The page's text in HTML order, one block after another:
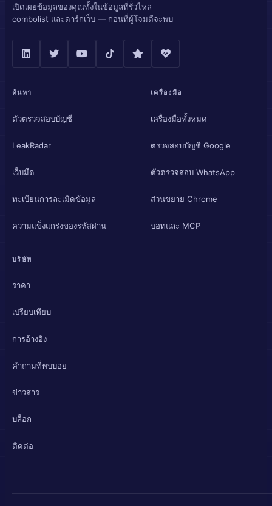
เปิดเผยข้อมูลของคุณทั้งในข้อมูลที่รั่วไหล
combolist และดาร์กเว็บ — ก่อนที่ผู้โจมตีจะพบ
ค้นหา
ตัวตรวจสอบบัญชี
LeakRadar
เว็บมืด
ทะเบียนการละเมิดข้อมูล
ความแข็งแกร่งของรหัสผ่าน
เครื่องมือ
เครื่องมือทั้งหมด
ตรวจสอบบัญชี Google
ตัวตรวจสอบ WhatsApp
ส่วนขยาย Chrome
บอทและ MCP
บริษัท
ราคา
เปรียบเทียบ
การอ้างอิง
คำถามที่พบบ่อย
ข่าวสาร
บล็อก
ติดต่อ